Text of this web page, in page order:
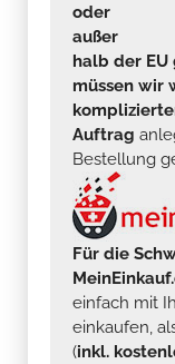
oder
außer
halb der EU
müssen wir
Auftrag
Bestellung
Für die
einfach mit
einkaufen,
(inkl.